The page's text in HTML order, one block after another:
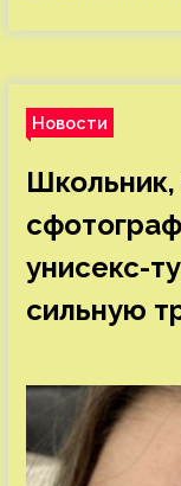
Новости
унисекс-
сильную